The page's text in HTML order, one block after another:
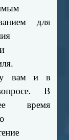
для
вам и в
В
время